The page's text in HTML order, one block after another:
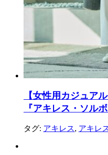
【女性用カジュア
『アキレス・ソル
タグ: アキレス, アキレ